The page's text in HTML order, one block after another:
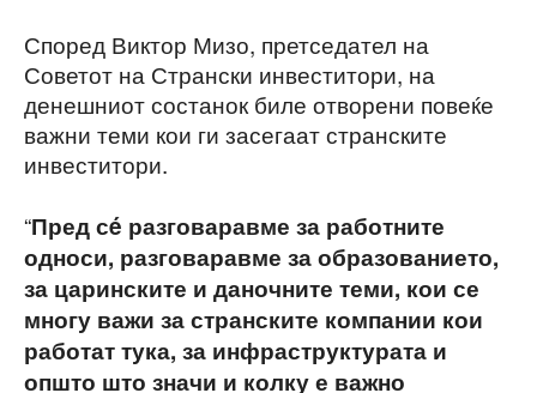
Според Виктор Мизо, претседател на
Советот на Странски инвеститори, на
денешниот состанок биле отворени повеќе
важни теми кои ги засегаат странските
инвеститори.
“Пред сé разговаравме за работните
односи, разговаравме за образованието,
за царинските и даночните теми, кои се
многу важи за странските компании кои
работат тука, за инфраструктурата и
општо што значи и колку е важно